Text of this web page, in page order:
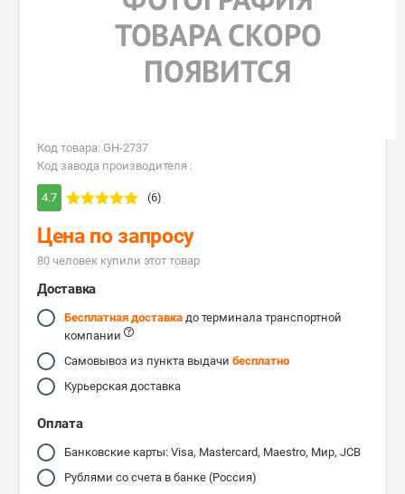
Код товара: GH-2737
Код завода производителя :
4.7 (6)
Цена по запросу
80 человек купили этот товар
Доставка
Бесплатная доставка до терминала транспортной
компании
Самовывоз из пункта выдачи бесплатно
Курьерская доставка
Оплата
Банковские карты: Visa, Mastercard, Maestro, Мир, JCB
Рублями со счета в банке (Россия)